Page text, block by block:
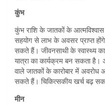
कुंभ
कुंभ राशि के जातकों के
सहयोग से लाभ के अवसर प्राप्त
सकते हैं। जीवनसाथी के स्वास्थ्य का
यात्रा का कार्यक्रम बन सकता है।
वाले जातकों के कारोबार में अवरोध
सकते हैं। चिकित्सकीय खर्च बढ़
मीन